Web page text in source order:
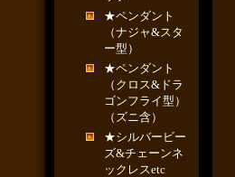
★ペンダント
（ナジャ&スタ
ー型）
★ペンダント
（クロス&ドラ
ゴンフライ型）
（ズニ含）
★シルバービー
ズ&チェーンネ
ックレスetc